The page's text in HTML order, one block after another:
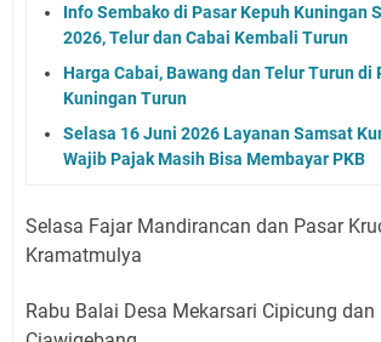
Info Sembako di Pasar Kepuh Kuningan
2026, Telur dan Cabai Kembali Turun
Harga Cabai, Bawang dan Telur Turun di
Kuningan Turun
Selasa 16 Juni 2026 Layanan Samsat
Wajib Pajak Masih Bisa Membayar PKB
Selasa Fajar Mandirancan dan Pasar
Kramatmulya
Rabu Balai Desa Mekarsari Cipicung dan